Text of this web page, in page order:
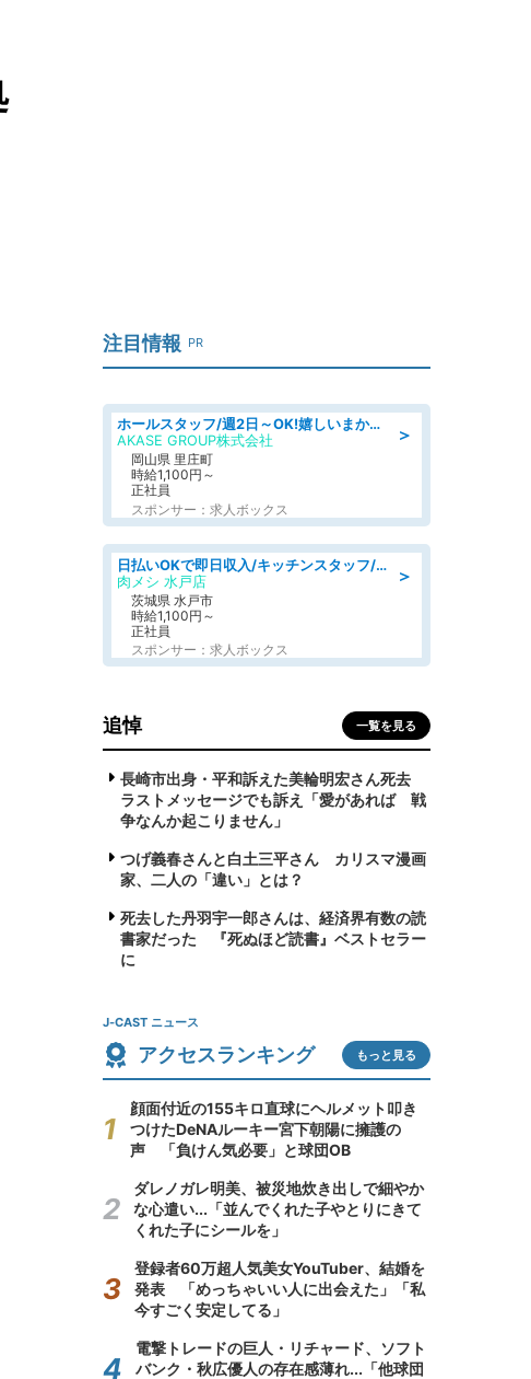
注目情報 PR
＞
ホールスタッフ/週2日～OK!嬉しいまかない付き/岡山県/浅口郡里庄町
AKASE GROUP株式会社
岡山県 里庄町
時給1,100円～
正社員
スポンサー：求人ボックス
＞
日払いOKで即日収入/キッチンスタッフ/デリバリー業務など、自己成長可能な幅広い仕事に挑戦!髪型自由&ピアス・ネイルOK/茨城県/水戸市
肉メシ 水戸店
茨城県 水戸市
時給1,100円～
正社員
スポンサー：求人ボックス
追悼 一覧を見る
長崎市出身・平和訴えた美輪明宏さん死去
ラストメッセージでも訴え「愛があれば 戦
争なんか起こりません」
つげ義春さんと白土三平さん カリスマ漫画
家、二人の「違い」とは？
死去した丹羽宇一郎さんは、経済界有数の読
書家だった 『死ぬほど読書』ベストセラー
に
J-CAST ニュース
アクセスランキング もっと見る
顔面付近の155キロ直球にヘルメット叩き
つけたDeNAルーキー宮下朝陽に擁護の
声 「負けん気必要」と球団OB
ダレノガレ明美、被災地炊き出しで細やか
な心遣い...「並んでくれた子やとりにきて
くれた子にシールを」
登録者60万超人気美女YouTuber、結婚を
発表 「めっちゃいい人に出会えた」「私
今すごく安定してる」
電撃トレードの巨人・リチャード、ソフト
バンク・秋広優人の存在感薄れ...「他球団